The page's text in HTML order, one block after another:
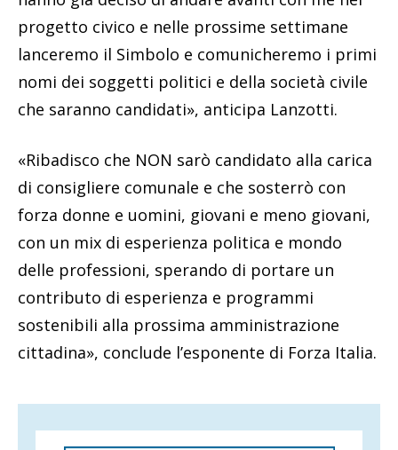
progetto civico e nelle prossime settimane
lanceremo il Simbolo e comunicheremo i primi
nomi dei soggetti politici e della società civile
che saranno candidati», anticipa Lanzotti.
«Ribadisco che NON sarò candidato alla carica
di consigliere comunale e che sosterrò con
forza donne e uomini, giovani e meno giovani,
con un mix di esperienza politica e mondo
delle professioni, sperando di portare un
contributo di esperienza e programmi
sostenibili alla prossima amministrazione
cittadina», conclude l’esponente di Forza Italia.